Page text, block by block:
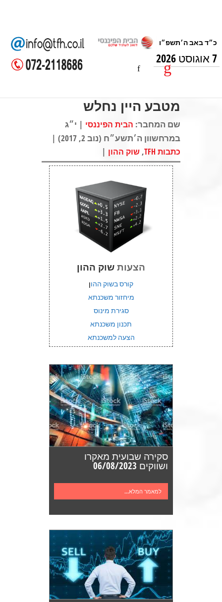
7 אוגוסט 2026
מטבע היין נחלש
שם המחבר: הבית הפיננסי | י״ג
במרחשוון ה׳תשע״ח (נוב 2, 2017) |
כתבות TFH , שוק ההון |
הצעותשוק ההון
קורס בשוק ההון
מיחזור משכנתא
סגירת מינוס
תכנון משכנתא
הצעה למשכנתא
סקירה שבועית מאקרו
ושווקים 06/08/2023
למאמר המלא...